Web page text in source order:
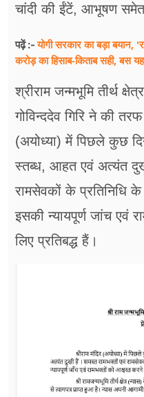
चांदी की ईंटें, आभूषण समेत
पढ़ें :-योगी सरकार का बड़ा बयान,
करोड़ का हिसाब-किताब सही, बस
श्रीराम जन्मभूमि तीर्थ
गोविन्ददेव गिरि ने की
(अयोध्या) में पिछले कुछ
स्तब्ध, आहत एवं अत्यंत
रामसेवकों के प्रतिनिधि
इसकी न्यायपूर्ण जांच एवं
लिए प्रतिबद्ध हैं।